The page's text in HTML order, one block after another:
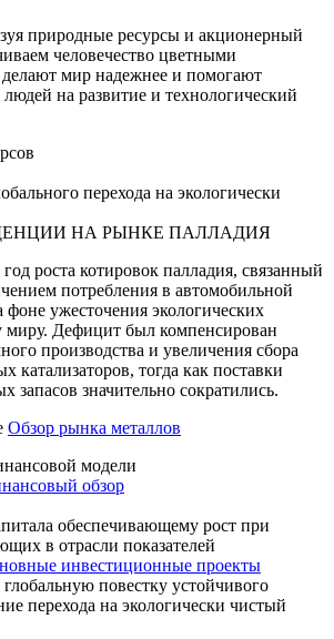
природные ресурсы и акционерный
человечество цветными
мир надежнее и помогают
на развитие и технологический
перехода на экологически
НА РЫНКЕ ПАЛЛАДИЯ
роста котировок палладия, связанный
потребления в автомобильной
ужесточения экологических
миру. Дефицит был компенсирован
производства и увеличения сбора
катализаторов, тогда как поставки
запасов значительно сократились.
Обзор рынка металлов
модели
обзор
обеспечивающему рост при
в отрасли показателей
инвестиционные проекты
повестку устойчивого
перехода на экологически чистый